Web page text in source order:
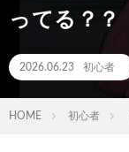
ってる？？
2026.06.23 初心者
HOME 初心者